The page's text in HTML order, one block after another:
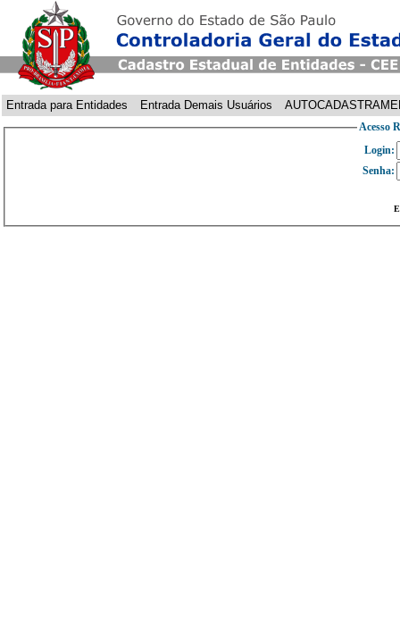
Entrada para Entidades Entrada Demais Usuários
Acesso
Login:
Senha: